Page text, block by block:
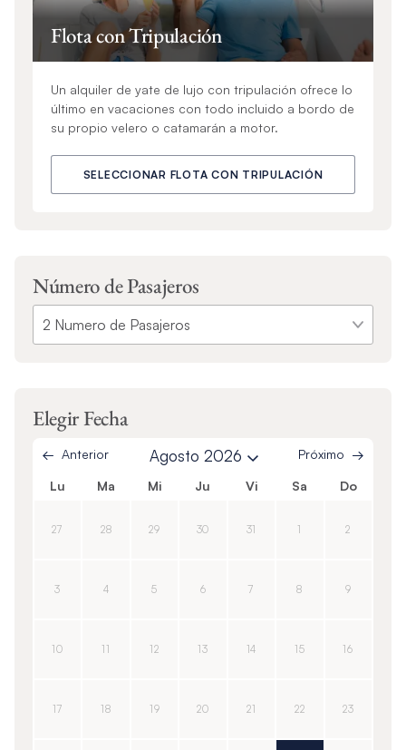
Flota con Tripulación
Un alquiler de yate de lujo con tripulación ofrece lo
último en vacaciones con todo incluido a bordo de
su propio velero o catamarán a motor.
SELECCIONAR FLOTA CON TRIPULACIÓN
Número de Pasajeros
Elegir Fecha
Anterior Agosto 2026 Próximo
Lu Ma Mi Ju Vi Sa Do
27 28 29 30 31 1 2
3 4 5 6 7 8 9
10 11 12 13 14 15 16
17 18 19 20 21 22 23